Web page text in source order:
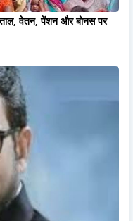
वेतन, पेंशन और बोनस पर